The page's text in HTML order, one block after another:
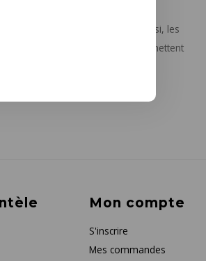
en bureau à domicile. Ici aussi, les
permettent
Mon compte
S'inscrire
Mes commandes